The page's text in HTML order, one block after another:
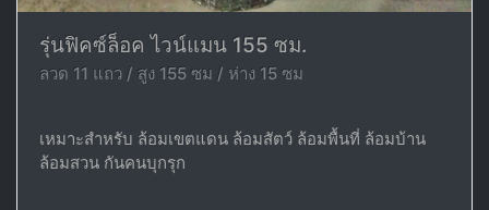
รุ่นฟิคซ์ล็อค ไวน์แมน 155 ซม.
ลวด 11 แถว / สูง 155 ซม / ห่าง 15 ซม
เหมาะสำหรับ ล้อมเขตแดน ล้อมสัตว์ ล้อมพื้นที่ ล้อมบ้าน
ล้อมสวน กันคนบุกรุก